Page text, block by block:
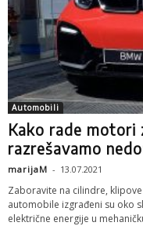
Automobili
Kako rade motori
razrešavamo
marijaM - 13.07.2021
Zaboravite na cilindre,
automobile izgrađeni su oko
električne energije u